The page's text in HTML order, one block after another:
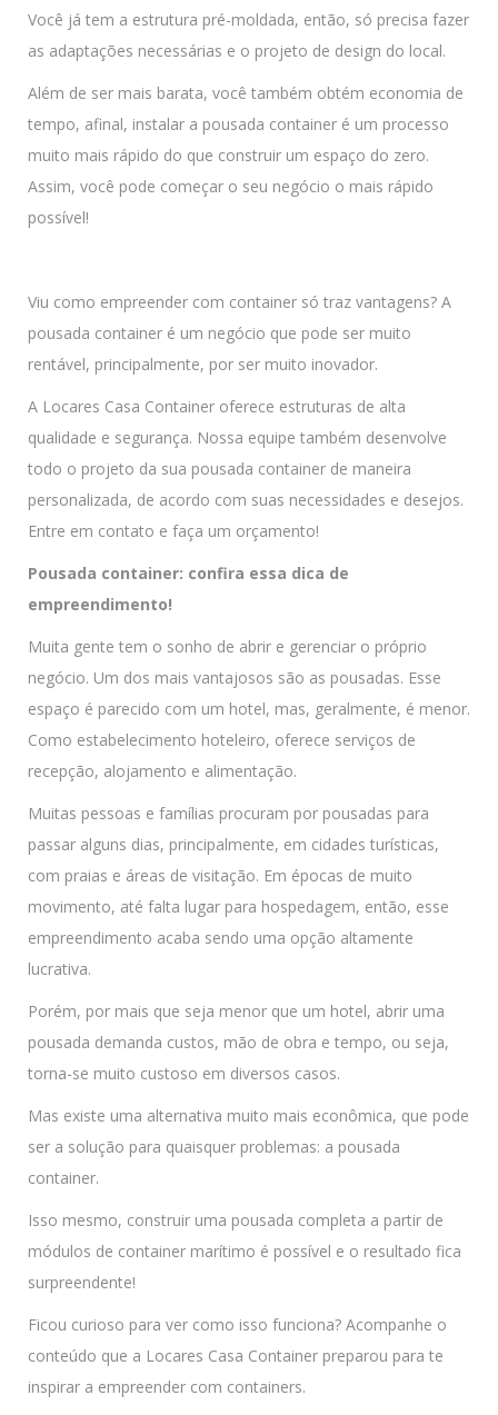
Você já tem a estrutura pré-moldada, então, só precisa fazer
as adaptações necessárias e o projeto de design do local.
Além de ser mais barata, você também obtém economia de
tempo, afinal, instalar a pousada container é um processo
muito mais rápido do que construir um espaço do zero.
Assim, você pode começar o seu negócio o mais rápido
possível!
Viu como empreender com container só traz vantagens? A
pousada container é um negócio que pode ser muito
rentável, principalmente, por ser muito inovador.
A Locares Casa Container oferece estruturas de alta
qualidade e segurança. Nossa equipe também desenvolve
todo o projeto da sua pousada container de maneira
personalizada, de acordo com suas necessidades e desejos.
Entre em contato e faça um orçamento!
Pousada container: confira essa dica de
empreendimento!
Muita gente tem o sonho de abrir e gerenciar o próprio
negócio. Um dos mais vantajosos são as pousadas. Esse
espaço é parecido com um hotel, mas, geralmente, é menor.
Como estabelecimento hoteleiro, oferece serviços de
recepção, alojamento e alimentação.
Muitas pessoas e famílias procuram por pousadas para
passar alguns dias, principalmente, em cidades turísticas,
com praias e áreas de visitação. Em épocas de muito
movimento, até falta lugar para hospedagem, então, esse
empreendimento acaba sendo uma opção altamente
lucrativa.
Porém, por mais que seja menor que um hotel, abrir uma
pousada demanda custos, mão de obra e tempo, ou seja,
torna-se muito custoso em diversos casos.
Mas existe uma alternativa muito mais econômica, que pode
ser a solução para quaisquer problemas: a pousada
container.
Isso mesmo, construir uma pousada completa a partir de
módulos de container marítimo é possível e o resultado fica
surpreendente!
Ficou curioso para ver como isso funciona? Acompanhe o
conteúdo que a Locares Casa Container preparou para te
inspirar a empreender com containers.